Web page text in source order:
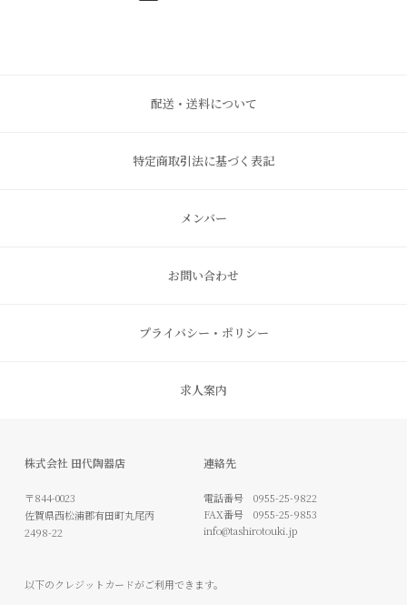
配送・送料について
特定商取引法に基づく表記
メンバー
お問い合わせ
プライバシー・ポリシー
求人案内
株式会社 田代陶器店
〒844-0023
佐賀県西松浦郡有田町丸尾丙
2498-22
連絡先
電話番号 0955-25-9822
FAX番号 0955-25-9853
info@tashirotouki.jp
以下のクレジットカードがご利用できます。